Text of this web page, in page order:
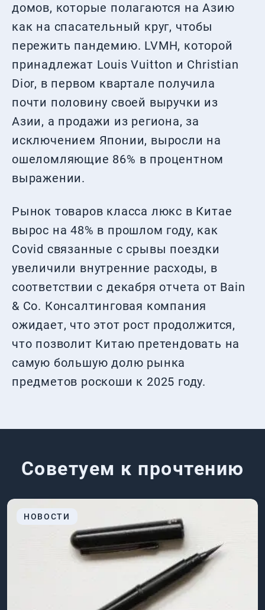
домов, которые полагаются на Азию
как на спасательный круг, чтобы
пережить пандемию. LVMH, которой
принадлежат Louis Vuitton и Christian
Dior, в первом квартале получила
почти половину своей выручки из
Азии, а продажи из региона, за
исключением Японии, выросли на
ошеломляющие 86% в процентном
выражении.
Рынок товаров класса люкс в Китае
вырос на 48% в прошлом году, как
Covid связанные с срывы поездки
увеличили внутренние расходы, в
соответствии с декабря отчета от Bain
& Co. Консалтинговая компания
ожидает, что этот рост продолжится,
что позволит Китаю претендовать на
самую большую долю рынка
предметов роскоши к 2025 году.
Советуем к прочтению
НОВОСТИ